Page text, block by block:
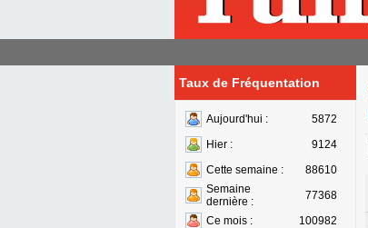
Taux de Fréquentation
Aujourd'hui :
5872
Hier :
9124
Cette semaine :
88610
Semaine
dernière :
77368
Ce mois :
100982